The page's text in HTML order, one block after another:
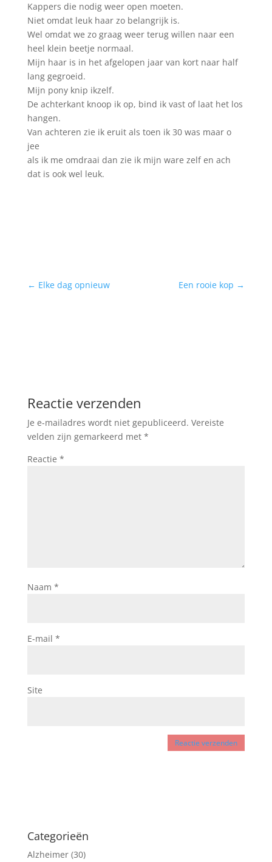
Kappers die nodig weer open moeten.
Niet omdat leuk haar zo belangrijk is.
Wel omdat we zo graag weer terug willen naar een
heel klein beetje normaal.
Mijn haar is in het afgelopen jaar van kort naar half
lang gegroeid.
Mijn pony knip ikzelf.
De achterkant knoop ik op, bind ik vast of laat het los
hangen.
Van achteren zie ik eruit als toen ik 30 was maar o
jee
als ik me omdraai dan zie ik mijn ware zelf en ach
dat is ook wel leuk.
← Elke dag opnieuw Een rooie kop →
Reactie verzenden
Je e-mailadres wordt niet gepubliceerd. Vereiste
velden zijn gemarkeerd met *
Reactie *
Naam *
E-mail *
Site
Categorieën
Alzheimer(30)